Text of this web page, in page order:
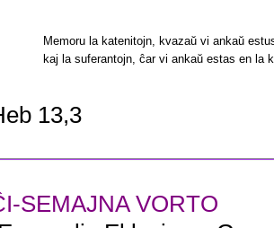
Memoru la katenitojn, kvazaŭ vi ankaŭ
kaj la suferantojn, ĉar vi ankaŭ estas en la
13,3
SEMAJNA VORTO